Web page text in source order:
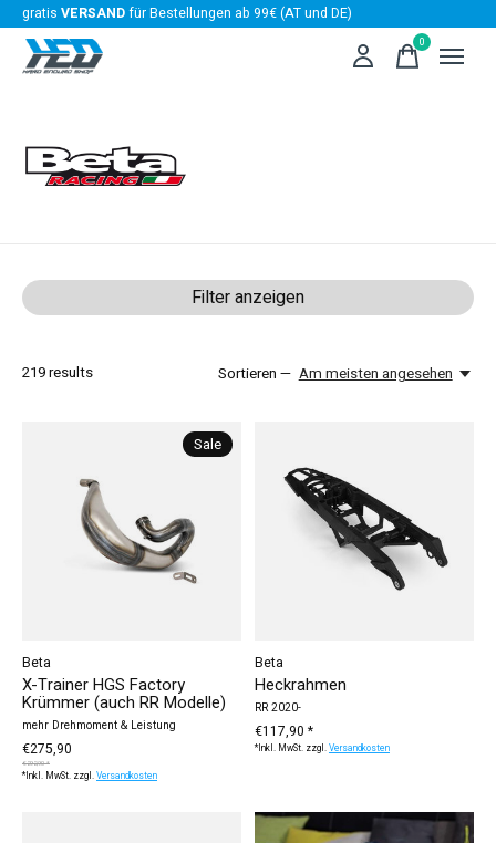
gratis VERSANDfür Bestellungen ab 99€ (AT und DE)
0items
Beta
Filter anzeigen
219results Sortieren — Am meisten angesehen
Sale
Beta
X-Trainer HGS Factory
Krümmer (auch RR Modelle)
mehr Drehmoment & Leistung
€275,90
€292,90 *
*Inkl. MwSt. zzgl.Versandkosten
Beta
Heckrahmen
RR 2020-
€117,90 *
*Inkl. MwSt. zzgl.Versandkosten